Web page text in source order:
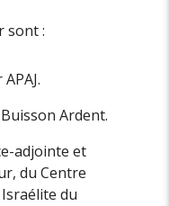
sont :
Ardent.
adjointe et
du Centre
du